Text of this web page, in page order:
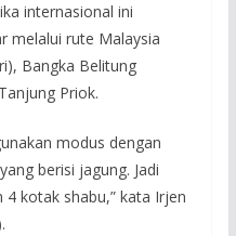
internasional ini
melalui rute Malaysia
Bangka Belitung
Priok.
modus dengan
berisi jagung. Jadi
kotak shabu,” kata Irjen